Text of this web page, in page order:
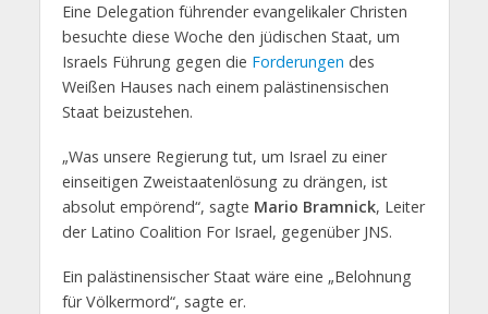
Eine Delegation führender evangelikaler Christen
besuchte diese Woche den jüdischen Staat, um
Israels Führung gegen die Forderungen des
Weißen Hauses nach einem palästinensischen
Staat beizustehen.
„Was unsere Regierung tut, um Israel zu einer
einseitigen Zweistaatenlösung zu drängen, ist
absolut empörend“, sagte Mario Bramnick, Leiter
der Latino Coalition For Israel, gegenüber JNS.
Ein palästinensischer Staat wäre eine „Belohnung
für Völkermord“, sagte er.